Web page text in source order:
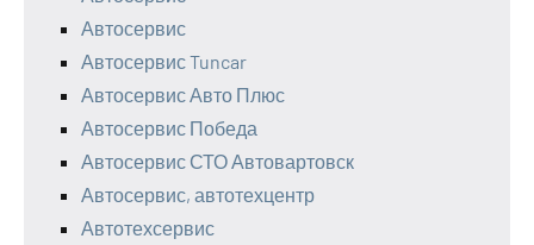
Автосервис
Автосервис Tuncar
Автосервис Авто Плюс
Автосервис Победа
Автосервис СТО Автовартовск
Автосервис, автотехцентр
Автотехсервис